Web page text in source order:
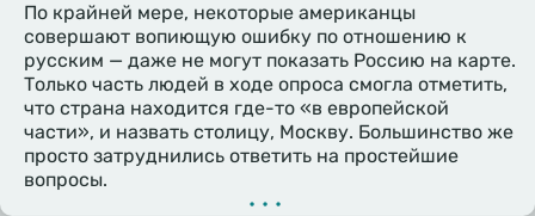
По крайней мере, некоторые американцы
совершают вопиющую ошибку по отношению к
русским — даже не могут показать Россию на карте.
Только часть людей в ходе опроса смогла отметить,
что страна находится где-то «в европейской
части», и назвать столицу, Москву. Большинство же
просто затруднились ответить на простейшие
вопросы.
•••